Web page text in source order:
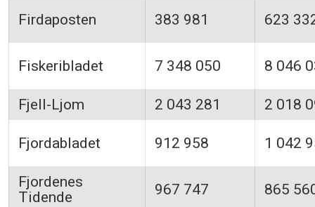
Firdaposten 383 981 623
Fiskeribladet 7 348 050 8 046
Fjell-Ljom 2 043 281 2 018
Fjordabladet 912 958 1 042
Fjordenes
Tidende
967 747 865